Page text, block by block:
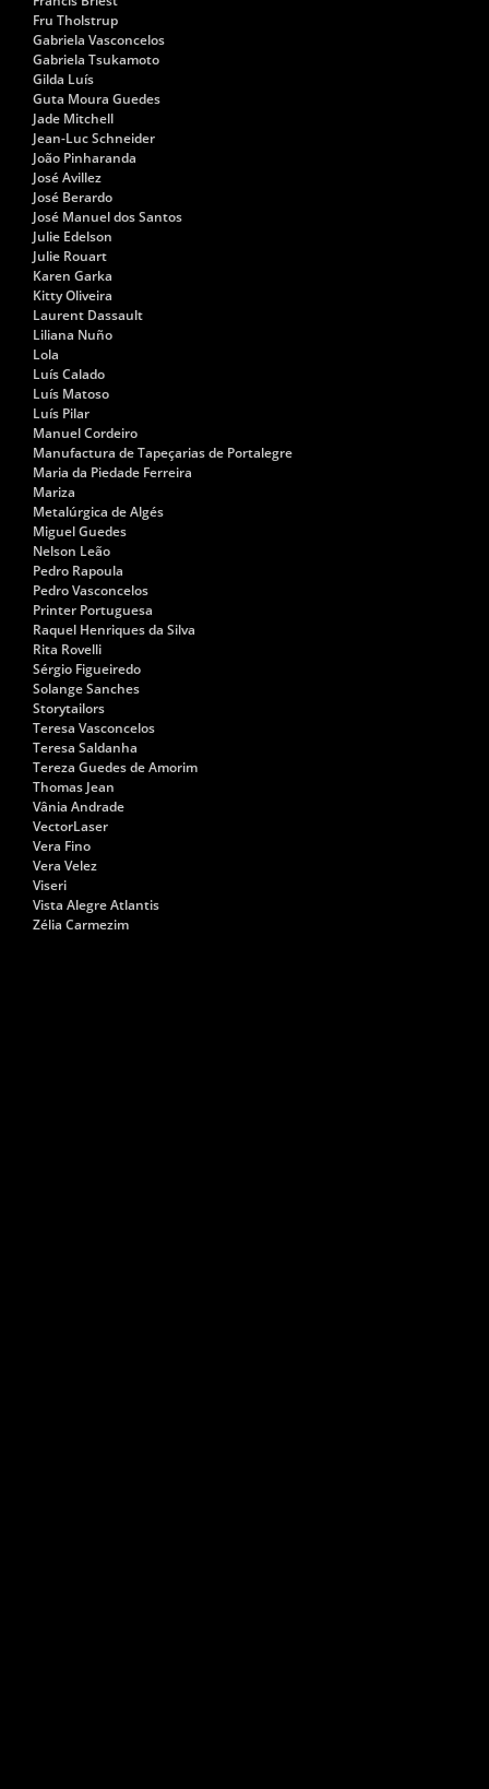
Fru Tholstrup
Gabriela Vasconcelos
Gabriela Tsukamoto
Gilda Luís
Guta Moura Guedes
Jade Mitchell
Jean-Luc Schneider
João Pinharanda
José Avillez
José Berardo
José Manuel dos Santos
Julie Edelson
Julie Rouart
Karen Garka
Kitty Oliveira
Laurent Dassault
Liliana Nuño
Lola
Luís Calado
Luís Matoso
Luís Pilar
Manuel Cordeiro
Manufactura de Tapeçarias de Portalegre
Maria da Piedade Ferreira
Mariza
Metalúrgica de Algés
Miguel Guedes
Nelson Leão
Pedro Rapoula
Pedro Vasconcelos
Printer Portuguesa
Raquel Henriques da Silva
Rita Rovelli
Sérgio Figueiredo
Solange Sanches
Storytailors
Teresa Vasconcelos
Teresa Saldanha
Tereza Guedes de Amorim
Thomas Jean
Vânia Andrade
VectorLaser
Vera Fino
Vera Velez
Viseri
Vista Alegre Atlantis
Zélia Carmezim